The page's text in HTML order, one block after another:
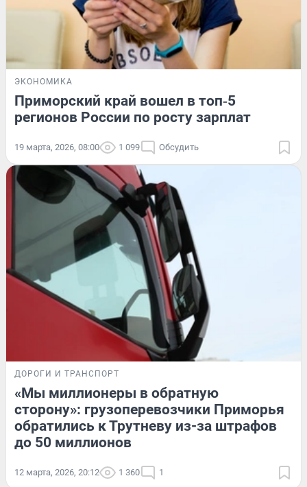
ЭКОНОМИКА
Приморский край вошел в топ‑5
регионов России по росту зарплат
19 марта, 2026, 08:00 1 099 Обсудить
ДОРОГИ И ТРАНСПОРТ
«Мы миллионеры в обратную
сторону»: грузоперевозчики Приморья
обратились к Трутневу из-за штрафов
до 50 миллионов
12 марта, 2026, 20:12 1 360 1